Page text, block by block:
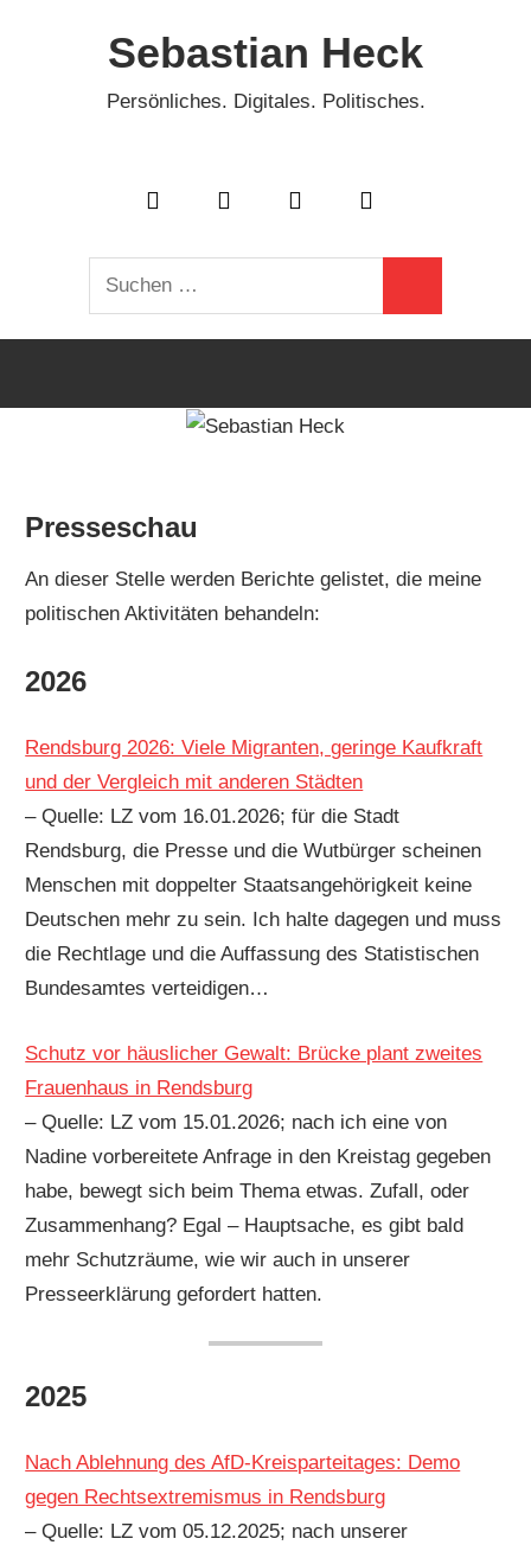
Sebastian Heck
Persönliches. Digitales. Politisches.
Suchen
nach:
Presseschau
An dieser Stelle werden Berichte gelistet, die meine
politischen Aktivitäten behandeln:
2026
Rendsburg 2026: Viele Migranten, geringe Kaufkraft
und der Vergleich mit anderen Städten
– Quelle: LZ vom 16.01.2026; für die Stadt
Rendsburg, die Presse und die Wutbürger scheinen
Menschen mit doppelter Staatsangehörigkeit keine
Deutschen mehr zu sein. Ich halte dagegen und muss
die Rechtlage und die Auffassung des Statistischen
Bundesamtes verteidigen…
Schutz vor häuslicher Gewalt: Brücke plant zweites
Frauenhaus in Rendsburg
– Quelle: LZ vom 15.01.2026; nach ich eine von
Nadine vorbereitete Anfrage in den Kreistag gegeben
habe, bewegt sich beim Thema etwas. Zufall, oder
Zusammenhang? Egal – Hauptsache, es gibt bald
mehr Schutzräume, wie wir auch in unserer
Presseerklärung gefordert hatten.
2025
Nach Ablehnung des AfD-Kreisparteitages: Demo
gegen Rechtsextremismus in Rendsburg
– Quelle: LZ vom 05.12.2025; nach unserer